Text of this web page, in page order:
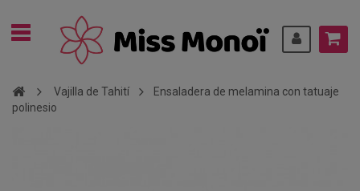
Vajilla de Tahití
Ensaladera de melamina con tatuaje
polinesio